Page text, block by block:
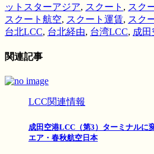
ットスターアジア, スクート , スク
スクート航空, スクート運賃, スク
台北LCC, 台北経由, 台湾LCC, 成田
関連記事
LCC関連情報
成田空港LCC（第3）ターミナルに
エア・春秋航空日本